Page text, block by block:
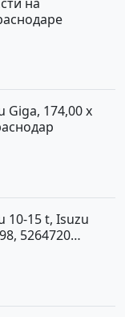
Giga, 174,00 x
10-15 t, Isuzu
5264720